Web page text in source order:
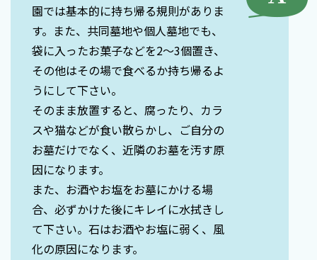
園では基本的に持ち帰る規則がありま
す。また、共同墓地や個人墓地でも、
袋に入ったお菓子などを2〜3個置き、
その他はその場で食べるか持ち帰るよ
うにして下さい。
そのまま放置すると、腐ったり、カラ
スや猫などが食い散らかし、ご自分の
お墓だけでなく、近隣のお墓を汚す原
因になります。
また、お酒やお塩をお墓にかける場
合、必ずかけた後にキレイに水拭きし
て下さい。石はお酒やお塩に弱く、風
化の原因になります。